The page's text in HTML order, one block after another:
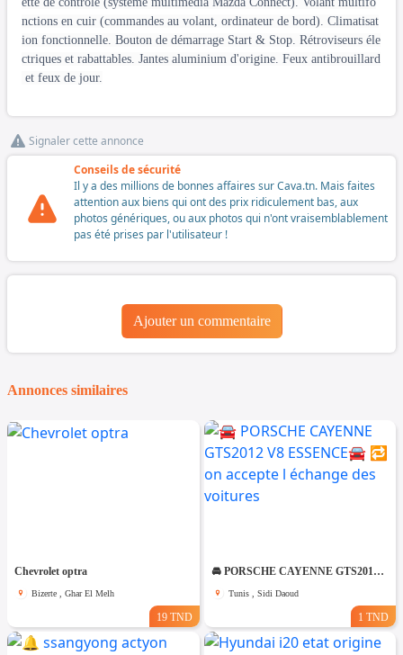
nctions en cuir (commandes au volant, ordinateur de bord). Climatisat
ion fonctionnelle. Bouton de démarrage Start & Stop. Rétroviseurs éle
ctriques et rabattables. Jantes aluminium d'origine. Feux antibrouillard
et feux de jour.
Signaler cette annonce
Conseils de sécurité
Il y a des millions de bonnes affaires sur Cava.tn. Mais faites
attention aux biens qui ont des prix ridiculement bas, aux
photos génériques, ou aux photos qui n'ont vraisemblablement
pas été prises par l'utilisateur !
Ajouter un commentaire
Annonces similaires
Chevrolet optra
Bizerte , Ghar El Melh
19 TND
🚘 PORSCHE CAYENNE GTS2012 V8 ESSENCE🚘 🔁 on accepte l échange des voitures
Tunis , Sidi Daoud
1 TND